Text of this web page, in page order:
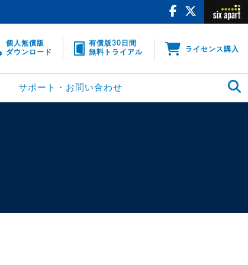
個人無償版
ダウンロード
有償版30日間
無料トライアル
ライセンス購入
サポート・お問い合わせ